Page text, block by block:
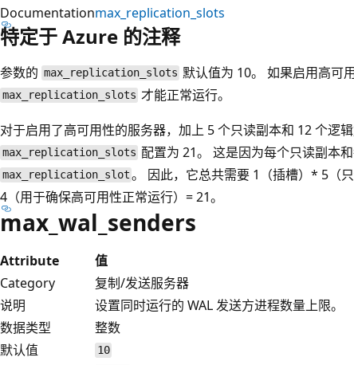
Documentationmax_replication_slots
特定于 Azure 的注释
参数的 max_replication_slots 默认值为 10。 如果启用高可
max_replication_slots 才能正常运行。
对于启用了高可用性的服务器，加上 5 个只读副本和 12 个逻
max_replication_slots 配置为 21。 这是因为每个只读副本
max_replication_slot 。 因此，它总共需要 1（插槽）* 5（
4（用于确保高可用性正常运行）= 21。
max_wal_senders
Attribute
值
Category
复制/发送服务器
说明
设置同时运行的 WAL 发送方进程数量上限。
数据类型
整数
默认值
10